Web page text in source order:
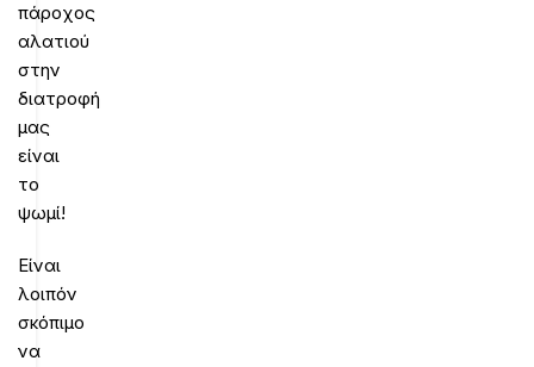
πάροχος
αλατιού
στην
διατροφή
μας
είναι
το
ψωμί!
Είναι
λοιπόν
σκόπιμο
να